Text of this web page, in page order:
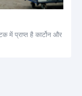
में प्राप्त है कार्टोन और